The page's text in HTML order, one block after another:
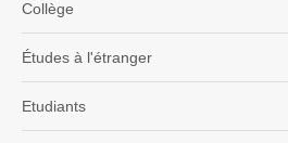
Collège
Études à l'étranger
Etudiants